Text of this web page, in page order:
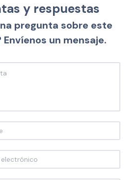
y respuestas
pregunta sobre este
un mensaje.